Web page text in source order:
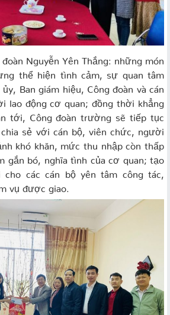
Nguyễn Yên Thắng: những món
thể hiện tình cảm, sự quan tâm
Ban giám hiệu, Công đoàn và cán
lao động cơ quan; đồng thời khẳng
tới, Công đoàn trường sẽ tiếp tục
sẻ với cán bộ, viên chức, người
khó khăn, mức thu nhập còn thấp
gắn bó, nghĩa tình của cơ quan; tạo
các cán bộ yên tâm công tác,
vụ được giao.